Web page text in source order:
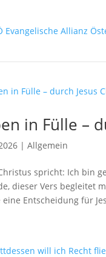
in Fülle –
|Allgemein
spricht: Ich bin
dieser Vers begleitet
eine Entscheidung für